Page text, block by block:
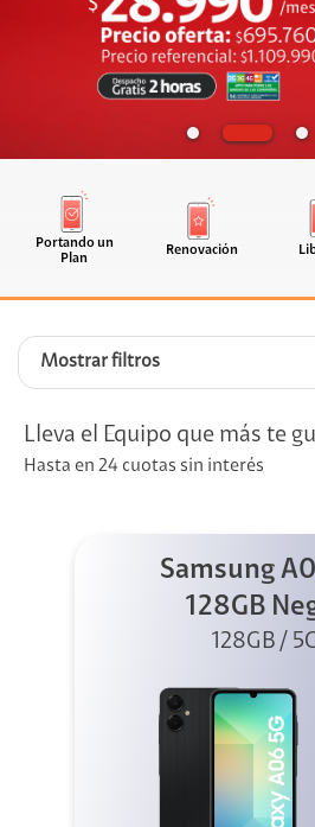
Portando un
Plan
Renovación
Mostrar filtros
Lleva el Equipo que más te
Hasta en 24 cuotas sin interés
Samsung
128GB
128GB /